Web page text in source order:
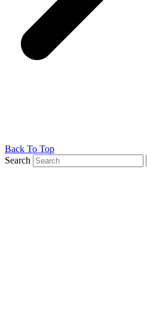
Back To Top
Search